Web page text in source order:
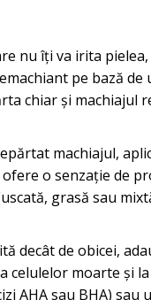
nu îți va irita
pe bază de
chiar și machiajul
machiajul,
o senzație de
grasă sau
decât de obicei,
celulelor moarte și
AHA sau BHA) sau